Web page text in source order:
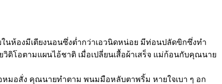
นห้องมีเตียงนอนซึ่งต่ำกว่าเอวนิดหน่อย มีท่อนปลัดขิกซึ่งทำ
ดิโอตามแผนไอ้ชาติ เมื่อเปลี่ยนเสื้อผ้าเสร็จ แม่ก้อนกับคุณนาย
อหมอสั่ง คุณนายทำตาม พนมมือหลับตาพริ้ม หายใจเบา ๆ อก